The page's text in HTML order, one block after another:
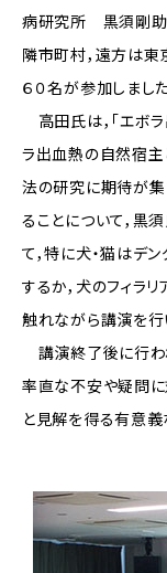
病研究所 黒須剛助
隣市町村，遠方は東
６０名が参加しました
高田氏は，「エボ
ラ出血熱の自然宿主
法の研究に期待が集
ることについて，黒
て，特に犬・猫はデ
するか，犬のフィラ
触れながら講演を行
講演終了後に行わ
率直な不安や疑問
と見解を得る有意義